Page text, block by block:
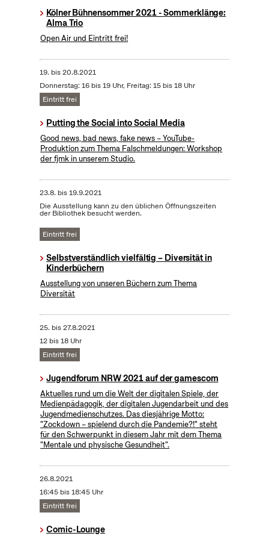
Kölner Bühnensommer 2021 - Sommerklänge:
Alma Trio
Open Air und Eintritt frei!
19. bis20.8.2021
Donnerstag: 16 bis 19 Uhr, Freitag: 15 bis 18 Uhr
Eintritt frei
Putting the Social into Social Media
​Good news, bad news, fake news – YouTube-
Produktion zum Thema Falschmeldungen: Workshop
der fjmk in unserem Studio.
23.8. bis19.9.2021
Die Ausstellung kann zu den üblichen Öffnungszeiten
der Bibliothek besucht werden.
Eintritt frei
Selbstverständlich vielfältig – Diversität in
Kinderbüchern
Ausstellung von unseren Büchern zum Thema
Diversität
25. bis27.8.2021
12 bis 18 Uhr
Eintritt frei
Jugendforum NRW 2021 auf der gamescom
Aktuelles rund um die Welt der digitalen Spiele, der
Medienpädagogik, der digitalen Jugendarbeit und des
Jugendmedienschutzes. Das diesjährige Motto:
"Zockdown – spielend durch die Pandemie?!" steht
für den Schwerpunkt in diesem Jahr mit dem Thema
"Mentale und physische Gesundheit".
26.8.2021
16:45 bis 18:45 Uhr
Eintritt frei
Comic-Lounge